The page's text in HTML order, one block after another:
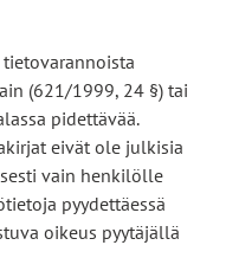
(621/1999, 24 §) tai
pidettävää.
eivät ole julkisia
vain henkilölle
pyydettäessä
oikeus pyytäjällä